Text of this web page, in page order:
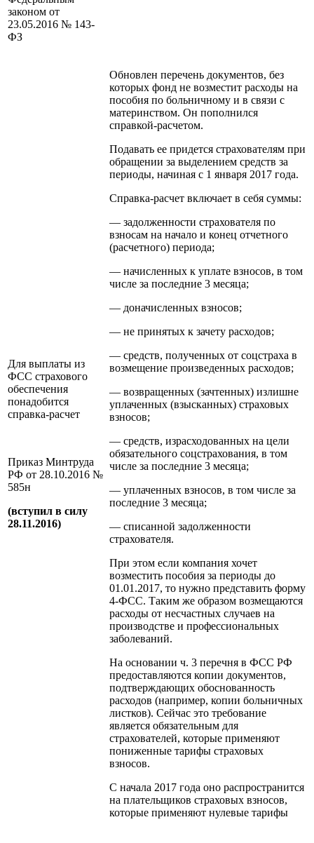
законом от
23.05.2016 № 143-
ФЗ
Для выплаты из
ФСС страхового
обеспечения
понадобится
справка-расчет
Приказ Минтруда
РФ от 28.10.2016 №
585н
(вступил в силу
28.11.2016)
Обновлен перечень документов, без
которых фонд не возместит расходы на
пособия по больничному и в связи с
материнством. Он пополнился
справкой-расчетом.
Подавать ее придется страхователям при
обращении за выделением средств за
периоды, начиная с 1 января 2017 года.
Справка-расчет включает в себя суммы:
— задолженности страхователя по
взносам на начало и конец отчетного
(расчетного) периода;
— начисленных к уплате взносов, в том
числе за последние 3 месяца;
— доначисленных взносов;
— не принятых к зачету расходов;
— средств, полученных от соцстраха в
возмещение произведенных расходов;
— возвращенных (зачтенных) излишне
уплаченных (взысканных) страховых
взносов;
— средств, израсходованных на цели
обязательного соцстрахования, в том
числе за последние 3 месяца;
— уплаченных взносов, в том числе за
последние 3 месяца;
— списанной задолженности
страхователя.
При этом если компания хочет
возместить пособия за периоды до
01.01.2017, то нужно представить форму
4-ФСС. Таким же образом возмещаются
расходы от несчастных случаев на
производстве и профессиональных
заболеваний.
На основании ч. 3 перечня в ФСС РФ
предоставляются копии документов,
подтверждающих обоснованность
расходов (например, копии больничных
листков). Сейчас это требование
является обязательным для
страхователей, которые применяют
пониженные тарифы страховых
взносов.
С начала 2017 года оно распространится
на плательщиков страховых взносов,
которые применяют нулевые тарифы